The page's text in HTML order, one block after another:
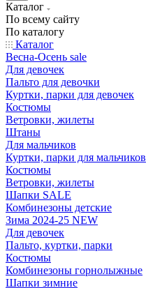
Каталог
По всему сайту
По каталогу
Каталог
Весна-Осень sale
Для девочек
Пальто для девочки
Куртки, парки для девочек
Костюмы
Ветровки, жилеты
Штаны
Для мальчиков
Куртки, парки для мальчиков
Костюмы
Ветровки, жилеты
Шапки SALE
Комбинезоны детские
Зима 2024-25 NEW
Для девочек
Пальто, куртки, парки
Костюмы
Комбинезоны горнолыжные
Шапки зимние